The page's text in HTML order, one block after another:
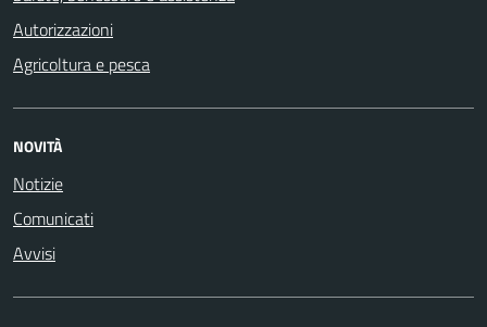
Autorizzazioni
Agricoltura e pesca
NOVITÀ
Notizie
Comunicati
Avvisi